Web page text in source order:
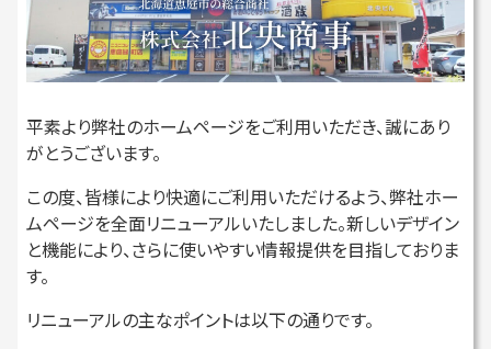
平素より弊社のホームページをご利用いただき、誠にあり
がとうございます。
この度、皆様により快適にご利用いただけるよう、弊社ホー
ムページを全面リニューアルいたしました。新しいデザイン
と機能により、さらに使いやすい情報提供を目指しておりま
す。
リニューアルの主なポイントは以下の通りです。